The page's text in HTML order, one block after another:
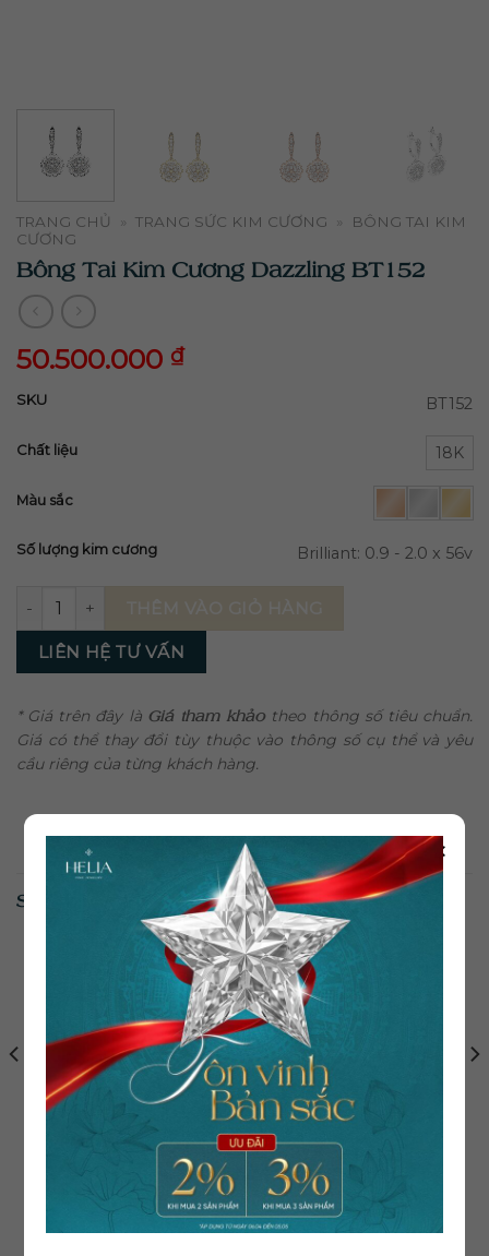
TRANG CHỦ » TRANG SỨC KIM CƯƠNG »
BÔNG TAI KIM
CƯƠNG
Bông Tai Kim Cương Dazzling BT152
50.500.000 ₫
50.500.000
SKU BT152
Chất liệu 18K
Màu sắc
Số lượng kim cương Brilliant: 0.9 - 2.0 x 56v
Bông Tai Kim Cương Dazzling BT152 số lượng
LIÊN HỆ TƯ VẤN
* Giá trên đây là Giá tham khảo theo thông số tiêu chuẩn.
Giá có thể thay đổi tùy thuộc vào thông số cụ thể và yêu
cầu riêng của từng khách hàng.
SẢN PHẨM TƯƠNG TỰ
Bông Tai Kim Cương H-
Infinity BT144
37.800.000₫
Bông Tai Kim Cương
38.800.000
×